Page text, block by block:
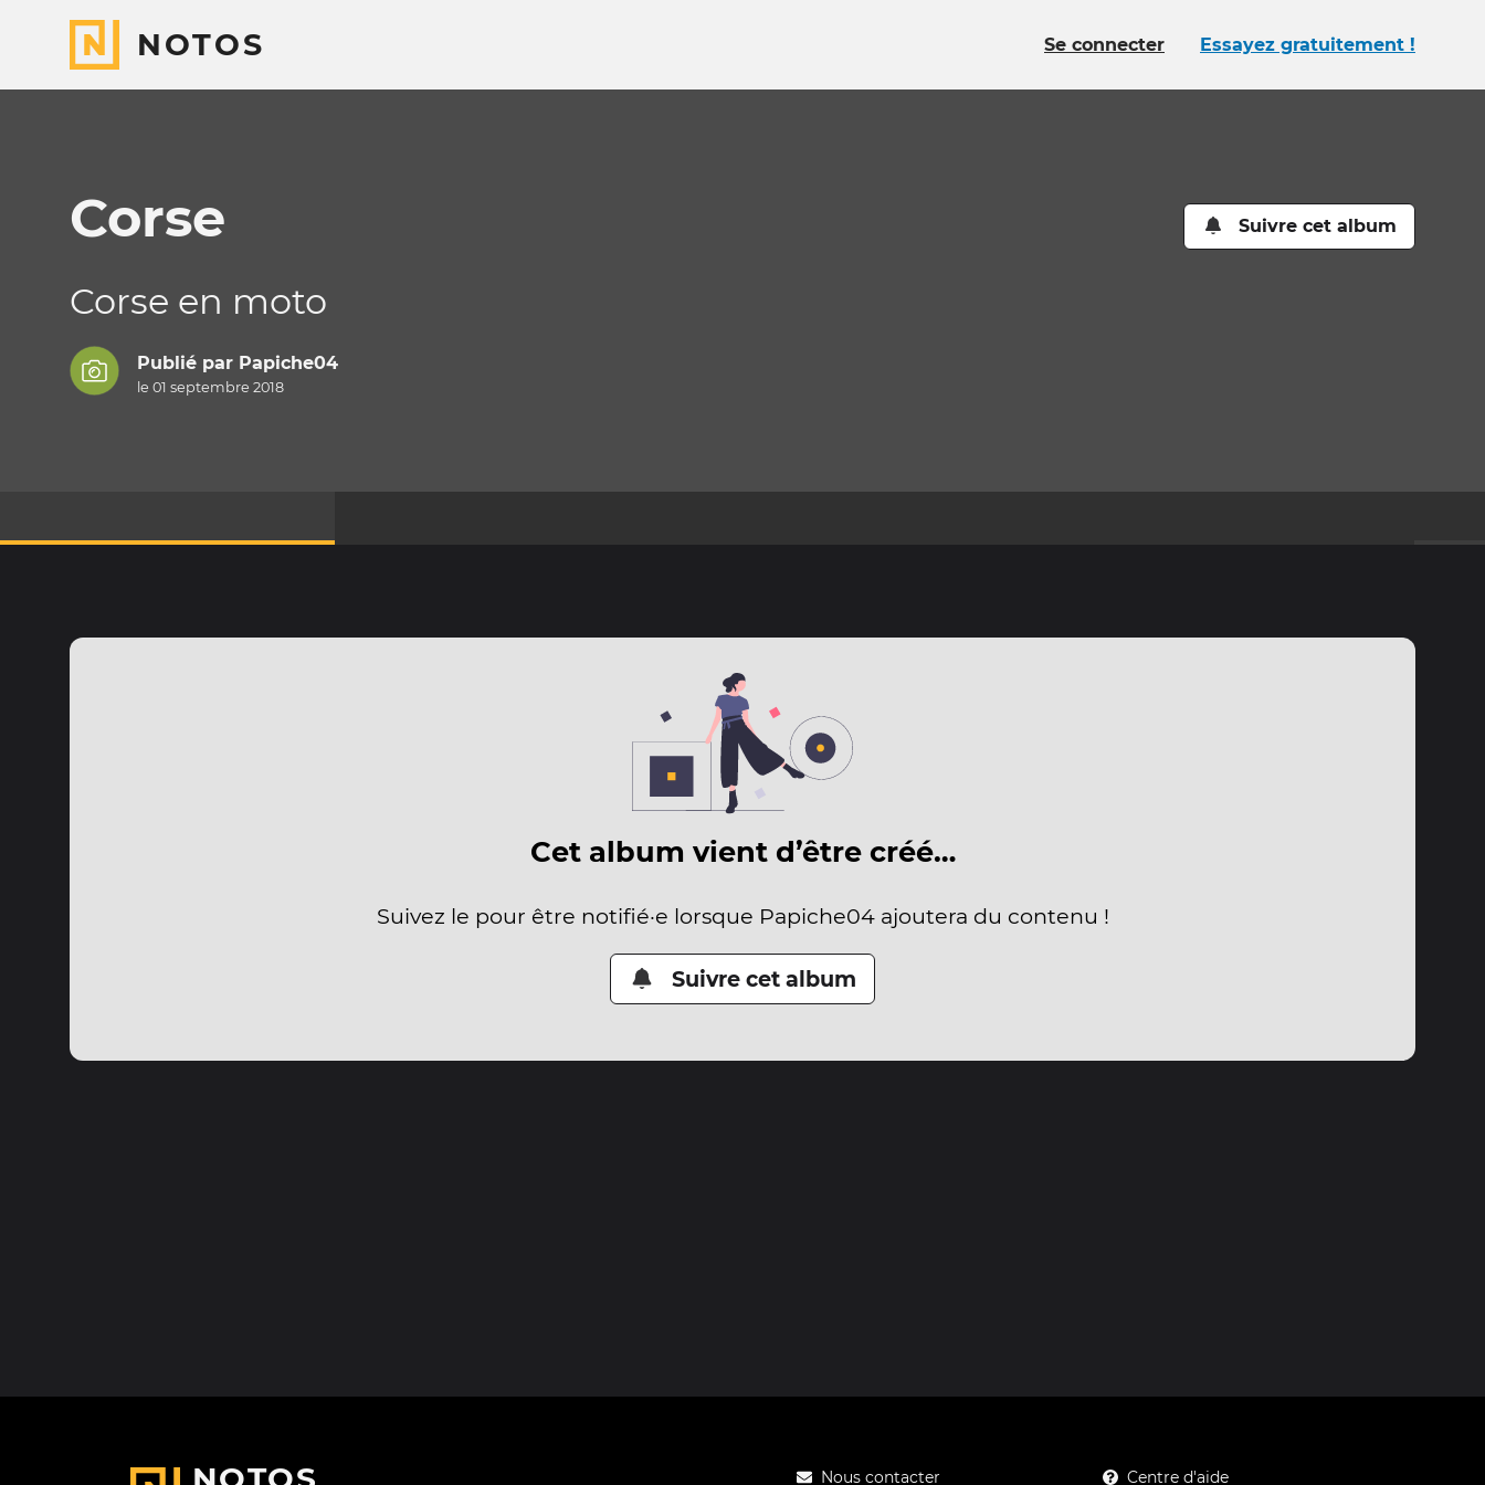
NOTOS Se connecter Essayez gratuitement !
Corse Suivre cet album
Corse en moto
Publié par Papiche04
le 01 septembre 2018
Cet album vient d’être créé…
Suivez le pour être notifié·e lorsque Papiche04 ajoutera du contenu !
Suivre cet album
Nous contacter Centre d'aide